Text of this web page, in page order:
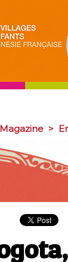
Magazine >